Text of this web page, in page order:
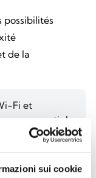
sui cookie
de la
Fi et
garantir la
en l'absence
critiques.